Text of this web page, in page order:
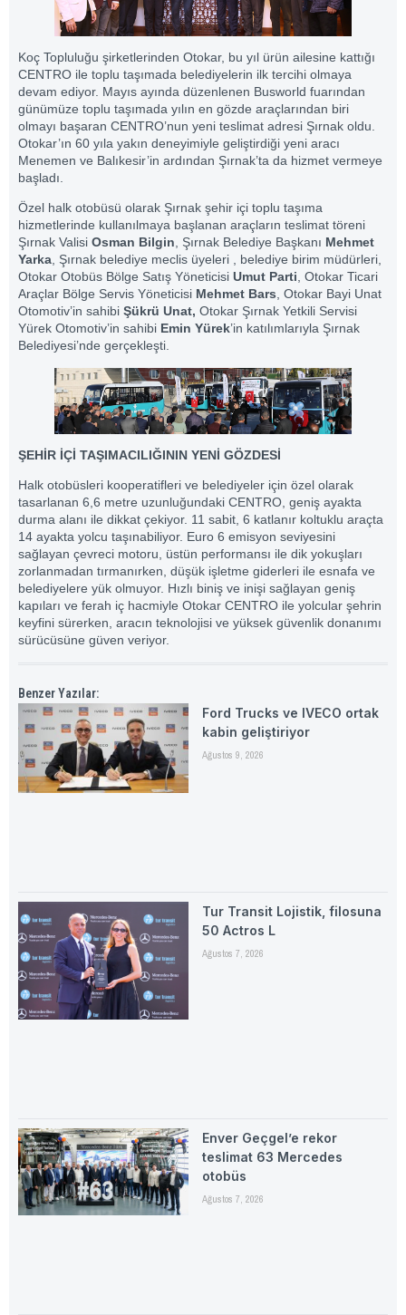
Koç Topluluğu şirketlerinden Otokar, bu yıl ürün ailesine kattığı
CENTRO ile toplu taşımada belediyelerin ilk tercihi olmaya
devam ediyor. Mayıs ayında düzenlenen Busworld fuarından
günümüze toplu taşımada yılın en gözde araçlarından biri
olmayı başaran CENTRO’nun yeni teslimat adresi Şırnak oldu.
Otokar’ın 60 yıla yakın deneyimiyle geliştirdiği yeni aracı
Menemen ve Balıkesir’in ardından Şırnak’ta da hizmet vermeye
başladı.
Özel halk otobüsü olarak Şırnak şehir içi toplu taşıma
hizmetlerinde kullanılmaya başlanan araçların teslimat töreni
Şırnak Valisi Osman Bilgin, Şırnak Belediye Başkanı Mehmet
Yarka, Şırnak belediye meclis üyeleri , belediye birim müdürleri,
Otokar Otobüs Bölge Satış Yöneticisi Umut Parti, Otokar Ticari
Araçlar Bölge Servis Yöneticisi Mehmet Bars, Otokar Bayi Unat
Otomotiv’in sahibi Şükrü Unat, Otokar Şırnak Yetkili Servisi
Yürek Otomotiv’in sahibi Emin Yürek’in katılımlarıyla Şırnak
Belediyesi’nde gerçekleşti.
ŞEHİR İÇİ TAŞIMACILIĞININ YENİ GÖZDESİ
Halk otobüsleri kooperatifleri ve belediyeler için özel olarak
tasarlanan 6,6 metre uzunluğundaki CENTRO, geniş ayakta
durma alanı ile dikkat çekiyor. 11 sabit, 6 katlanır koltuklu araçta
14 ayakta yolcu taşınabiliyor. Euro 6 emisyon seviyesini
sağlayan çevreci motoru, üstün performansı ile dik yokuşları
zorlanmadan tırmanırken, düşük işletme giderleri ile esnafa ve
belediyelere yük olmuyor. Hızlı biniş ve inişi sağlayan geniş
kapıları ve ferah iç hacmiyle Otokar CENTRO ile yolcular şehrin
keyfini sürerken, aracın teknolojisi ve yüksek güvenlik donanımı
sürücüsüne güven veriyor.
Benzer Yazılar:
Ford Trucks ve IVECO ortak
kabin geliştiriyor
Ağustos 9, 2026
Tur Transit Lojistik, filosuna
50 Actros L
Ağustos 7, 2026
Enver Geçgel’e rekor
teslimat 63 Mercedes
otobüs
Ağustos 7, 2026